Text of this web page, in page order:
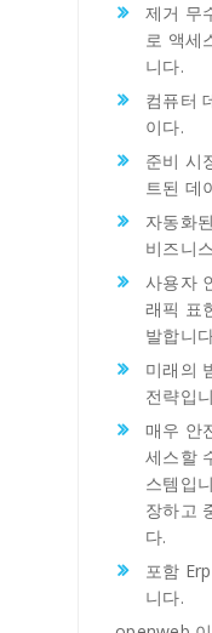
제거 무
로 액세
니다.
컴퓨터
이다.
준비 시
트된 데
자동화
비즈니
사용자
래픽 표
발합니
미래의
전략입
매우 안
세스할
스템입
장하고
다.
포함
니다.